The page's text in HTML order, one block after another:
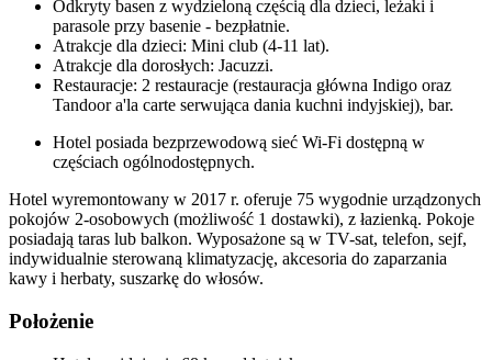
Odkryty basen z wydzieloną częścią dla dzieci, leżaki i
parasole przy basenie - bezpłatnie.
Atrakcje dla dzieci: Mini club (4-11 lat).
Atrakcje dla dorosłych: Jacuzzi.
Restauracje: 2 restauracje (restauracja główna Indigo oraz
Tandoor a'la carte serwująca dania kuchni indyjskiej), bar.
Hotel posiada bezprzewodową sieć Wi-Fi dostępną w
częściach ogólnodostępnych.
Hotel wyremontowany w 2017 r. oferuje 75 wygodnie urządzonych
pokojów 2-osobowych (możliwość 1 dostawki), z łazienką. Pokoje
posiadają taras lub balkon. Wyposażone są w TV-sat, telefon, sejf,
indywidualnie sterowaną klimatyzację, akcesoria do zaparzania
kawy i herbaty, suszarkę do włosów.
Położenie